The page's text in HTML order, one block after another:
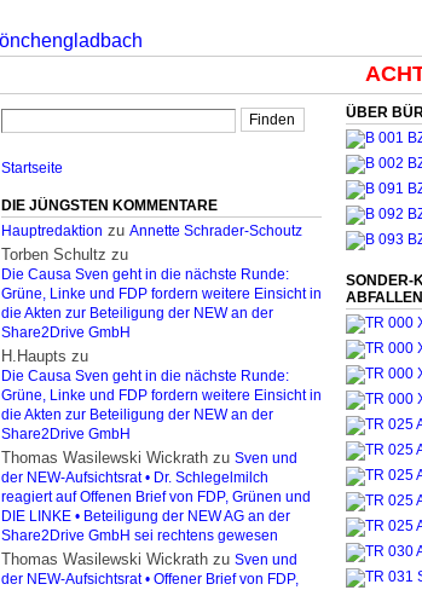
Startseite
DIE JÜNGSTEN KOMMENTARE
Hauptredaktion zu Annette Schrader-Schoutz
Torben Schultz zu
Die Causa Sven geht in die nächste Runde:
Grüne, Linke und FDP fordern weitere Einsicht in
die Akten zur Beteiligung der NEW an der
Share2Drive GmbH
H.Haupts zu
Die Causa Sven geht in die nächste Runde:
Grüne, Linke und FDP fordern weitere Einsicht in
die Akten zur Beteiligung der NEW an der
Share2Drive GmbH
Thomas Wasilewski Wickrath zu Sven und
der NEW-Aufsichtsrat • Dr. Schlegelmilch
reagiert auf Offenen Brief von FDP, Grünen und
DIE LINKE • Beteiligung der NEW AG an der
Share2Drive GmbH sei rechtens gewesen
Thomas Wasilewski Wickrath zu Sven und
der NEW-Aufsichtsrat • Offener Brief von FDP,
ÜBER
SONDER-